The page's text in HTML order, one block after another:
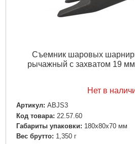
Съемник шаровых
рычажный с захватом 19
Нет в
Артикул: ABJS3
Код товара: 22.57.60
Габариты упаковки: 180x80x70 мм
Вес брутто: 1,350 г